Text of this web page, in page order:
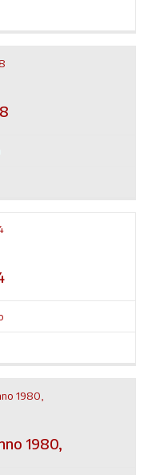
1980,